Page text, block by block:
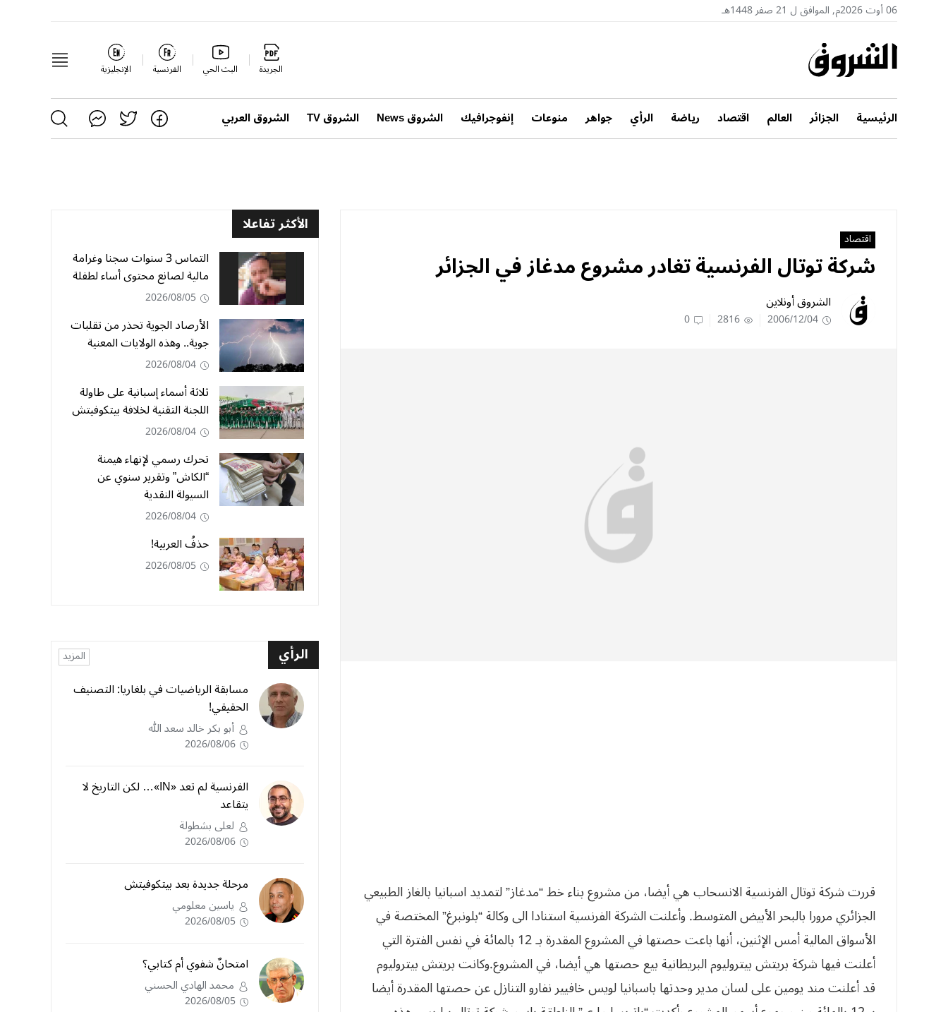
06 أوت 2026م, الموافق ل 21 صفر 1448هـ
الجريدة البث الحي الفرنسية الإنجليزية
الرئيسية الجزائر العالم اقتصاد رياضة الرأي جواهر منوعات إنفوجرافيك الشروق News الشروق TV الشروق العربي
اقتصاد
شركة توتال الفرنسية تغادر مشروع مدغاز في الجزائر
الشروق أونلاين
2006/12/04
2816
0
‬الجزائري‮ ‬مرورا‮ ‬بالبحر‮ ‬الأبيض‮ ‬المتوسط‮.‬ وأعلنت الشركة الفرنسية استنادا الى وكالة “بلونبرغ” المختصة في
الأسواق المالية أمس الإثنين، أنها باعت حصتها في المشروع المقدرة بـ 12 بالمائة في نفس الفترة التي
الأكثر تفاعلا
التماس 3 سنوات سجنا وغرامة
مالية لصانع محتوى أساء لطفلة
2026/08/05
الأرصاد الجوية تحذر من تقلبات
جوية.. وهذه الولايات المعنية
2026/08/04
ثلاثة أسماء إسبانية على طاولة
اللجنة التقنية لخلافة بيتكوفيتش
2026/08/04
تحرك رسمي لإنهاء هيمنة
“الكاش” وتقرير سنوي عن
السيولة النقدية
2026/08/04
حذفُ العربية!
2026/08/05
الرأي المزيد
مسابقة الرياضيات في بلغاريا: التصنيف
الحقيقي!
أبو بكر خالد سعد الله
2026/08/06
الفرنسية لم تعد «IN»… لكن التاريخ لا
يتقاعد
لعلى بشطولة
2026/08/06
مرحلة جديدة بعد بيتكوفيتش
ياسين معلومي
2026/08/05
امتحانٌ شفوي أم كتابي؟
محمد الهادي الحسني
2026/08/05